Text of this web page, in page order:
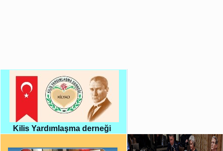
Kilis Yardımlaşma derneği